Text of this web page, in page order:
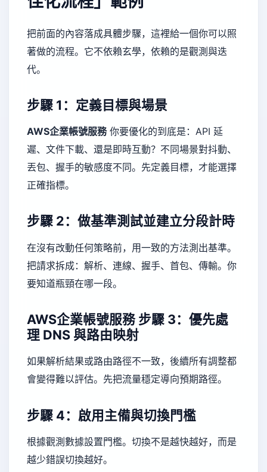
把前面的內容落成具體步驟，這裡給一個你可以照
著做的流程。它不依賴玄學，依賴的是觀測與迭
代。
步驟 1：定義目標與場景
AWS企業帳號服務你要優化的到底是：API 延
遲、文件下載、還是即時互動？不同場景對抖動、
丟包、握手的敏感度不同。先定義目標，才能選擇
正確指標。
步驟 2：做基準測試並建立分段計時
在沒有改動任何策略前，用一致的方法測出基準。
把請求拆成：解析、連線、握手、首包、傳輸。你
要知道瓶頸在哪一段。
AWS企業帳號服務步驟 3：優先處
理 DNS 與路由映射
如果解析結果或路由路徑不一致，後續所有調整都
會變得難以評估。先把流量穩定導向預期路徑。
步驟 4：啟用主備與切換門檻
根據觀測數據設置門檻。切換不是越快越好，而是
越少錯誤切換越好。